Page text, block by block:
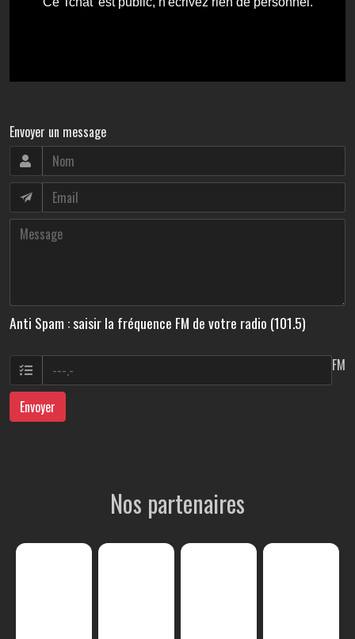
Envoyer un message
Anti Spam : saisir la fréquence FM de votre radio (101.5)
FM
Envoyer
Nos partenaires